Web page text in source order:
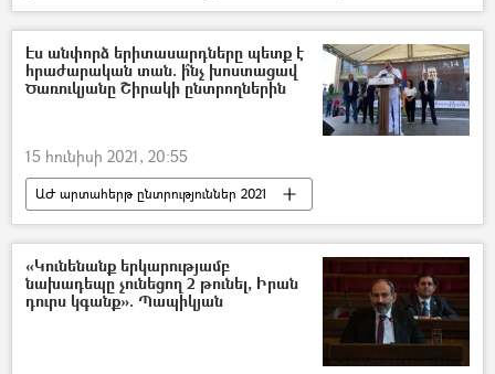
Նիկոլ Փաշինյան
Վահե Հակոբյան
Ազգային ժողովի ընտրություններ
Սյունիք
ԱԺ արտահերթ ընտրություններ 2021
Էս անփորձ երիտասարդները պետք է
հրաժարական տան. ի՞նչ խոստացավ
Ծառուկյանը Շիրակի ընտրողներին
15 հունիսի 2021, 20:55
ԱԺ արտահերթ ընտրություններ 2021
Քաղաքականություն
Հայաստան
Գյումրի
Շիրակի մարզ
Բարգավաճ Հայաստան կուսակցություն (ԲՀԿ)
«Կունենանք երկարությամբ
նախադեպը չունեցող 2 թունել, Իրան
դուրս կգանք». Պապիկյան